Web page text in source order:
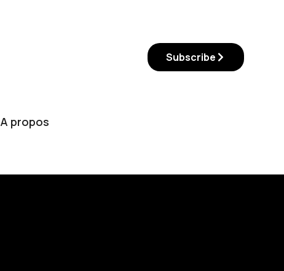
A propos
Subscribe